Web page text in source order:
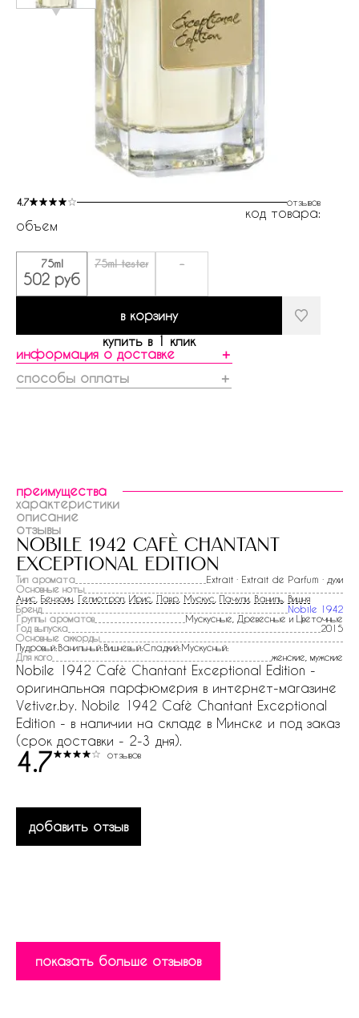
4.7 отзывов
код товара:
объем
75ml
502 руб
75ml tester -
в корзину
купить в 1 клик
информация о доставке
＋
способы оплаты
＋
преимущества
характеристики
описание
отзывы
nobile 1942 cafè chantant
exceptional edition
Тип аромата
Extrait · Extrait de Parfum · духи
Основные ноты
Анис Бензоин Гелиотроп Ирис Лавр Мускус Пачули Ваниль Вишня
Бренд
Nobile 1942
Группы ароматов
Мускусные, Древесные и Цветочные
Год выпуска
2015
Основные аккорды
Пудровый:Ванильный:Вишневый:Сладкий:Мускусный:
Для кого
женские, мужские
Nobile 1942 Cafè Chantant Exceptional Edition -
оригинальная парфюмерия в интернет-магазине
Vetiver.by. Nobile 1942 Cafè Chantant Exceptional
Edition - в наличии на складе в Минске и под заказ
(срок доставки - 2-3 дня).
4.7 отзывов
добавить отзыв
показать больше отзывов